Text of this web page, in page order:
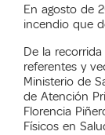
En agosto de
incendio que
De la
referentes y
Ministerio de
de Atención
Florencia
Físicos en